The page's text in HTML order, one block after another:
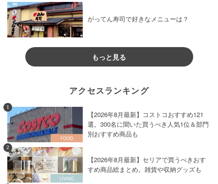
がってん寿司で好きなメニューは？
もっと見る
アクセスランキング
1
【2026年8月最新】コストコおすすめ121
選。300名に聞いた買うべき人気1位＆部門
別おすすめ商品も
2
【2026年8月最新】セリアで買うべきおす
すめ商品総まとめ。雑貨や収納グッズも